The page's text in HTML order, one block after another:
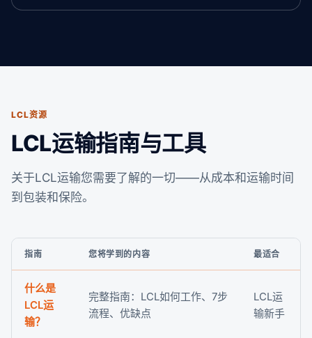
LCL资源
LCL运输指南与工具
关于LCL运输您需要了解的一切——从成本和运输时间
到包装和保险。
指南 您将学到的内容 最适合
什么是
LCL运
输？
完整指南：LCL如何工作、7步
流程、优缺点
LCL运
输新手